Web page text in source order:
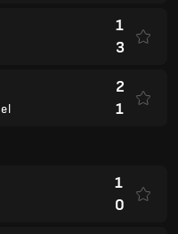
1
3
2
1
1
0